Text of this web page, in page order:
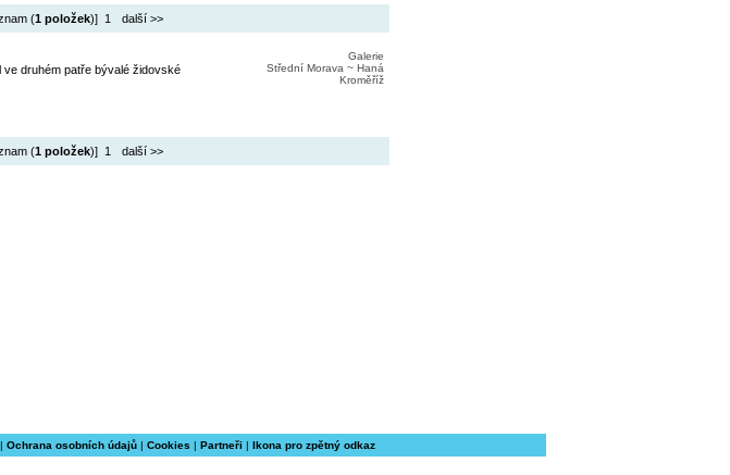
(1 položek)] 1 další >>
druhém patře bývalé židovské
Galerie
Střední Morava ~ Haná
Kroměříž
(1 položek)] 1 další >>
| Ochrana osobních údajů | Cookies | Partneři | Ikona pro zpětný odkaz